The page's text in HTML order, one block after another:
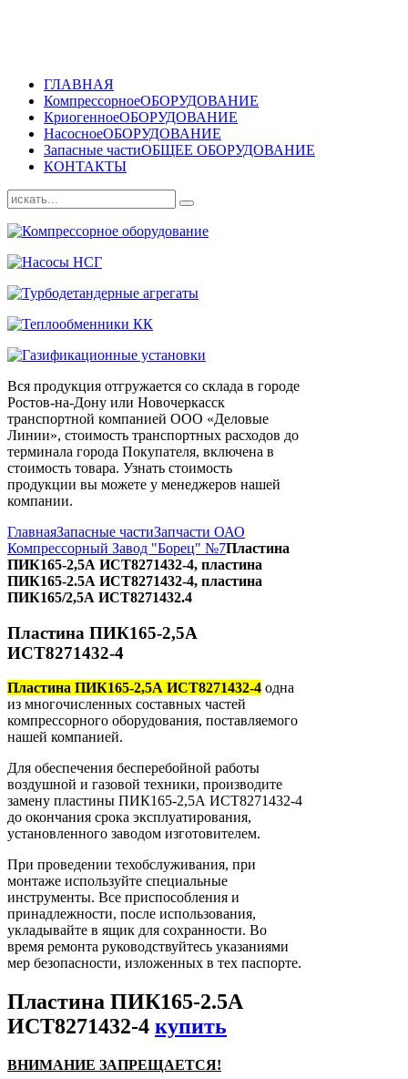
ГЛАВНАЯ
КомпрессорноеОБОРУДОВАНИЕ
КриогенноеОБОРУДОВАНИЕ
НасосноеОБОРУДОВАНИЕ
Запасные частиОБЩЕЕ ОБОРУДОВАНИЕ
КОНТАКТЫ
Вся продукция отгружается со склада в городе
Ростов-на-Дону или Новочеркасск
транспортной компанией ООО «Деловые
Линии», стоимость транспортных расходов до
терминала города Покупателя, включена в
стоимость товара. Узнать стоимость
продукции вы можете у менеджеров нашей
компании.
ГлавнаяЗапасные частиЗапчасти ОАО
Компрессорный Завод "Борец" №7Пластина
ПИК165-2,5А ИСТ8271432-4, пластина
ПИК165-2.5А ИСТ8271432-4, пластина
ПИК165/2,5А ИСТ8271432.4
Пластина ПИК165-2,5А
ИСТ8271432-4
Пластина ПИК165-2,5А ИСТ8271432-4 одна
из многочисленных составных частей
компрессорного оборудования, поставляемого
нашей компанией.
Для обеспечения бесперебойной работы
воздушной и газовой техники, производите
замену пластины ПИК165-2,5А ИСТ8271432-4
до окончания срока эксплуатирования,
установленного заводом изготовителем.
При проведении техобслуживания, при
монтаже используйте специальные
инструменты. Все приспособления и
принадлежности, после использования,
укладывайте в ящик для сохранности. Во
время ремонта руководствуйтесь указаниями
мер безопасности, изложенных в тех паспорте.
Пластина ПИК165-2.5А
ИСТ8271432-4 купить
ВНИМАНИЕ ЗАПРЕЩАЕТСЯ!